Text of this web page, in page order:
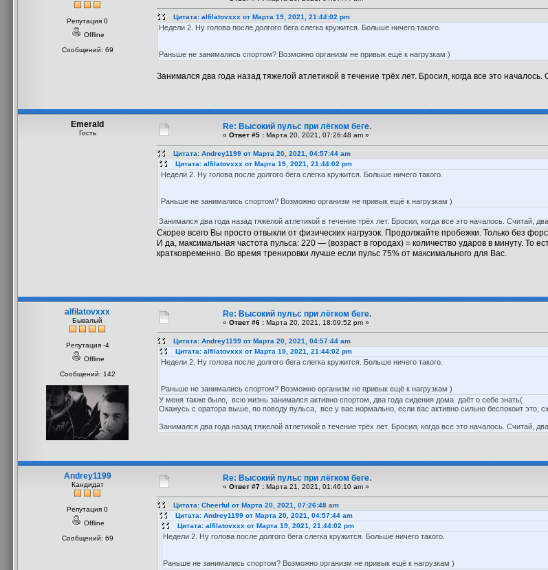
Репутация 0
Offline
Сообщений: 69
Цитата: alfilatovxxx от Марта 19, 2021, 21:44:02 pm
Недели 2. Ну голова после долгого бега слегка кружится. Больше ничего такого.
Раньше не занимались спортом? Возможно организм не привык ещё к нагрузкам )
Занимался два года назад тяжелой атлетикой в течение трёх лет. Бросил, когда все это
Emerald
Гость
Re: Высокий пульс при лёгком беге.
« Ответ #5 : Марта 20, 2021, 07:26:48 am »
Цитата: Andrey1199 от Марта 20, 2021, 04:57:44 am
Цитата: alfilatovxxx от Марта 19, 2021, 21:44:02 pm
Недели 2. Ну голова после долгого бега слегка кружится. Больше ничего такого.
Раньше не занимались спортом? Возможно организм не привык ещё к нагрузкам )
Занимался два года назад тяжелой атлетикой в течение трёх лет. Бросил, когда все это началось. Считай,
Скорее всего Вы просто отвыкли от физических нагрузок. Продолжайте пробежки. Только без
И да, максимальная частота пульса: 220 — (возраст в городах) = количество ударов в минуту. То
кратковременно. Во время тренировки лучше если пульс 75% от максимального для Вас.
alfilatovxxx
Бывалый
Репутация -4
Offline
Сообщений: 142
Re: Высокий пульс при лёгком беге.
« Ответ #6 : Марта 20, 2021, 18:09:52 pm »
Цитата: Andrey1199 от Марта 20, 2021, 04:57:44 am
Цитата: alfilatovxxx от Марта 19, 2021, 21:44:02 pm
Недели 2. Ну голова после долгого бега слегка кружится. Больше ничего такого.
Раньше не занимались спортом? Возможно организм не привык ещё к нагрузкам )
У меня также было, всю жизнь занимался активно спортом, два года сидения дома даёт о себе знать(
Окажусь с оратора выше, по поводу пульса, все у вас нормально, если вас активно сильно беспокоит это,
Занимался два года назад тяжелой атлетикой в течение трёх лет. Бросил, когда все это началось. Считай,
Andrey1199
Кандидат
Репутация 0
Offline
Сообщений: 69
Re: Высокий пульс при лёгком беге.
« Ответ #7 : Марта 21, 2021, 01:46:10 am »
Цитата: Cheerful от Марта 20, 2021, 07:26:48 am
Цитата: Andrey1199 от Марта 20, 2021, 04:57:44 am
Цитата: alfilatovxxx от Марта 19, 2021, 21:44:02 pm
Недели 2. Ну голова после долгого бега слегка кружится. Больше ничего такого.
Раньше не занимались спортом? Возможно организм не привык ещё к нагрузкам )